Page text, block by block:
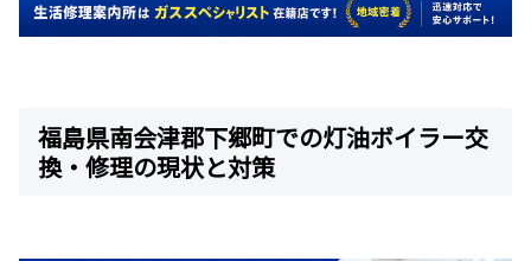
福島県南会津郡下郷町での灯油ボイラー交
換・修理の現状と対策